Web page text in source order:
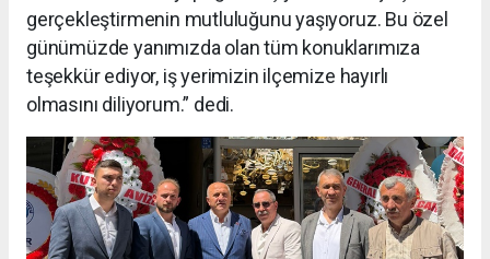
gerçekleştirmenin mutluluğunu yaşıyoruz. Bu özel
günümüzde yanımızda olan tüm konuklarımıza
teşekkür ediyor, iş yerimizin ilçemize hayırlı
olmasını diliyorum.” dedi.